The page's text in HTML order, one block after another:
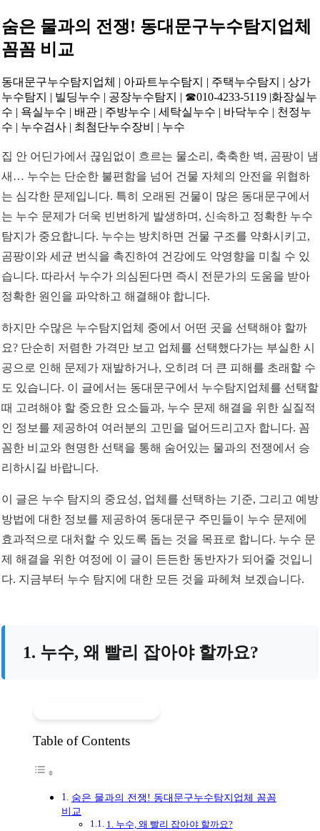
숨은 물과의 전쟁! 동대문구누수탐지업체
꼼꼼 비교
동대문구누수탐지업체 | 아파트누수탐지 | 주택누수탐지 | 상가
누수탐지 | 빌딩누수 | 공장누수탐지 | ☎010-4233-5119 |화장실누
수 | 욕실누수 | 배관 | 주방누수 | 세탁실누수 | 바닥누수 | 천정누
수 | 누수검사 | 최첨단누수장비 | 누수
집 안 어딘가에서 끊임없이 흐르는 물소리, 축축한 벽, 곰팡이 냄
새… 누수는 단순한 불편함을 넘어 건물 자체의 안전을 위협하
는 심각한 문제입니다. 특히 오래된 건물이 많은 동대문구에서
는 누수 문제가 더욱 빈번하게 발생하며, 신속하고 정확한 누수
탐지가 중요합니다. 누수는 방치하면 건물 구조를 약화시키고,
곰팡이와 세균 번식을 촉진하여 건강에도 악영향을 미칠 수 있
습니다. 따라서 누수가 의심된다면 즉시 전문가의 도움을 받아
정확한 원인을 파악하고 해결해야 합니다.
하지만 수많은 누수탐지업체 중에서 어떤 곳을 선택해야 할까
요? 단순히 저렴한 가격만 보고 업체를 선택했다가는 부실한 시
공으로 인해 문제가 재발하거나, 오히려 더 큰 피해를 초래할 수
도 있습니다. 이 글에서는 동대문구에서 누수탐지업체를 선택할
때 고려해야 할 중요한 요소들과, 누수 문제 해결을 위한 실질적
인 정보를 제공하여 여러분의 고민을 덜어드리고자 합니다. 꼼
꼼한 비교와 현명한 선택을 통해 숨어있는 물과의 전쟁에서 승
리하시길 바랍니다.
이 글은 누수 탐지의 중요성, 업체를 선택하는 기준, 그리고 예방
방법에 대한 정보를 제공하여 동대문구 주민들이 누수 문제에
효과적으로 대처할 수 있도록 돕는 것을 목표로 합니다. 누수 문
제 해결을 위한 여정에 이 글이 든든한 동반자가 되어줄 것입니
다. 지금부터 누수 탐지에 대한 모든 것을 파헤쳐 보겠습니다.
1. 누수, 왜 빨리 잡아야 할까요?
Table of Contents
숨은 물과의 전쟁! 동대문구누수탐지업체 꼼꼼
비교
1. 누수, 왜 빨리 잡아야 할까요?